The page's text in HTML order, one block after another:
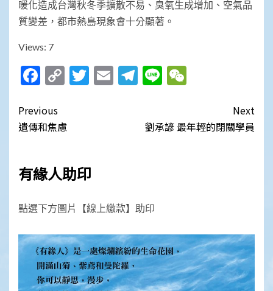
暖化造成台灣秋冬季擴散不易、臭氧生成增加、空氣品
質變差，都市熱島現象會十分顯著。
Views: 7
Facebook
CopyTwitter
EmailTelegram
Line
Post
navigation
Previous
遺傳和焦慮
Next
劉承諺 最年輕的閉關學員
有緣人助印
點選下方圖片【線上繳款】助印